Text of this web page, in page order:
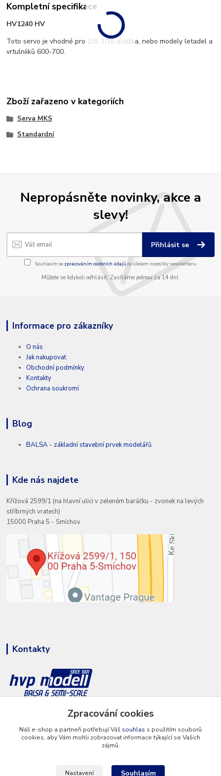
Kompletní specifikace
HV1240 HV
Toto servo je vhodné pro 1/8, 1/10 autíčka, nebo modely letadel a
vrtulníiků 600-700.
Zboží zařazeno v kategoriích
Serva MKS
Standardní
Nepropásněte novinky, akce a
slevy!
Přihlásit se
Souhlasím se zpracováním osobních údajůza účelem rozesílky newsletteru.
Můžete se kdykoli odhlásit. Zasíláme jednou za 14 dní.
Informace pro zákazníky
O nás
Jak nakupovat
Obchodní podmínky
Kontakty
Ochrana soukromí
Blog
BALSA - základní stavební prvek modelářů
Kde nás najdete
Křížová 2599/1 (na hlavní ulici v zeleném baráčku - zvonek na levých
stříbrných vratech)
15000 Praha 5 - Smíchov
Kontakty
+420 777 286 674
info@hvp-modell.cz
Zpracování cookies
Náš e-shop a partneři potřebují Váš souhlas s použitím souborů
cookies, aby Vám mohli zobrazovat informace týkající se Vašich
zájmů.
Nastavení Souhlasím